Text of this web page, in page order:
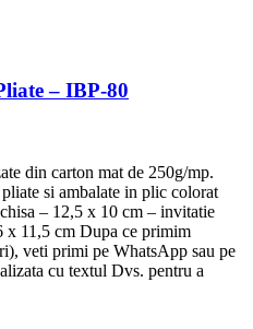
– IBP-80
din carton mat de 250g/mp.
si ambalate in plic colorat
– 12,5 x 10 cm – invitatie
x 11,5 cm Dupa ce primim
veti primi pe WhatsApp sau pe
cu textul Dvs. pentru a